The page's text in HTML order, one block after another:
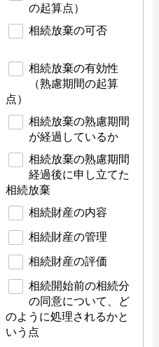
の起算点）
相続放棄の可否
相続放棄の有効性
（熟慮期間の起算
点）
相続放棄の熟慮期間
が経過しているか
相続放棄の熟慮期間
経過後に申し立てた
相続放棄
相続財産の内容
相続財産の管理
相続財産の評価
相続開始前の相続分
の同意について、ど
のように処理されるかと
いう点